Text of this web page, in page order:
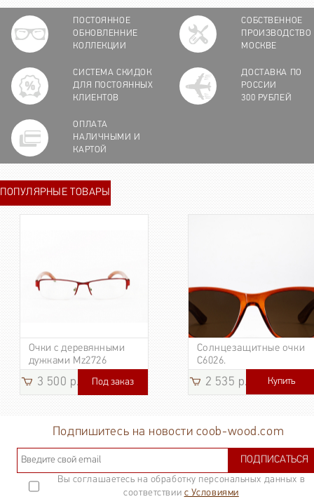
ПОСТОЯННОЕ
ОБНОВЛЕННИЕ
КОЛЛЕКЦИИ
СОБСТВЕННОЕ
ПРОИЗВОДСТВО
МОСКВЕ
СИСТЕМА СКИДОК
ДЛЯ ПОСТОЯННЫХ
КЛИЕНТОВ
ДОСТАВКА ПО
РОССИИ
300 РУБЛЕЙ
ОПЛАТА
НАЛИЧНЫМИ И
КАРТОЙ
ПОПУЛЯРНЫЕ ТОВАРЫ
Очки с деревянными
дужками Mz2726
3 500 р. Под заказ
Солнцезащитные очки
C6026.
2 535 р. 3 185
Купить
Подпишитесь на новости coob-wood.com
ПОДПИСАТЬСЯ
Вы соглашаетесь на обработку персональных данных в
соответствии с Условиями